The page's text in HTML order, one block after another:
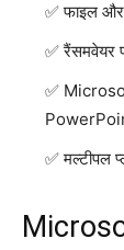
फाइल और
रैंसमवेयर
मल्टीपल